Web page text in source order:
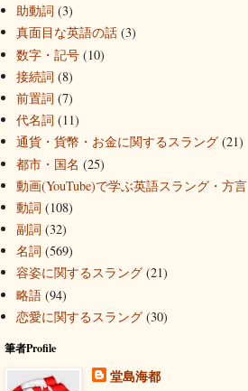
助動詞 (3)
真面目な英語の話 (3)
数字・記号 (10)
接続詞 (8)
前置詞 (7)
代名詞 (11)
通貨・貨幣・お金に関するスラング (21)
都市・国名 (25)
動画(YouTube)で学ぶ英語スラング・方言
動詞 (108)
副詞 (32)
名詞 (569)
容姿に関するスラング (21)
略語 (94)
恋愛に関するスラング (30)
筆者Profile
堂島海都